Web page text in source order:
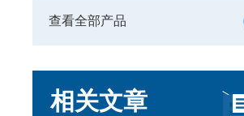
查看全部产品
相关文章